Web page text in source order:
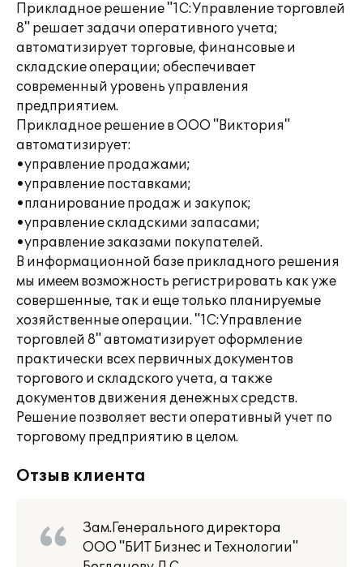
Прикладное решение "1С:Управление торговлей
8" решает задачи оперативного учета;
автоматизирует торговые, финансовые и
складские операции; обеспечивает
современный уровень управления
предприятием.
Прикладное решение в ООО "Виктория"
автоматизирует:
•управление продажами;
•управление поставками;
•планирование продаж и закупок;
•управление складскими запасами;
•управление заказами покупателей.
В информационной базе прикладного решения
мы имеем возможность регистрировать как уже
совершенные, так и еще только планируемые
хозяйственные операции. "1С:Управление
торговлей 8" автоматизирует оформление
практически всех первичных документов
торгового и складского учета, а также
документов движения денежных средств.
Решение позволяет вести оперативный учет по
торговому предприятию в целом.
Отзыв клиента
Зам.Генерального директора
ООО "БИТ Бизнес и Технологии"